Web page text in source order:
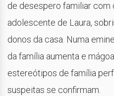
de desespero familiar com
adolescente de Laura,
donos da casa. Numa
da família aumenta e
estereótipos de família
suspeitas se confirmam.